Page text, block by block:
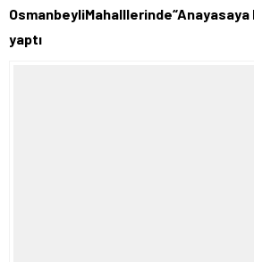
OsmanbeyliMahalllerinde“Anayasaya
yaptı